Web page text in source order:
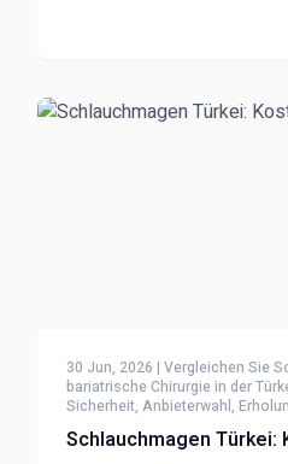
30 Jun, 2026 | Vergleichen Sie
bariatrische Chirurgie in der
Sicherheit, Anbieterwahl,